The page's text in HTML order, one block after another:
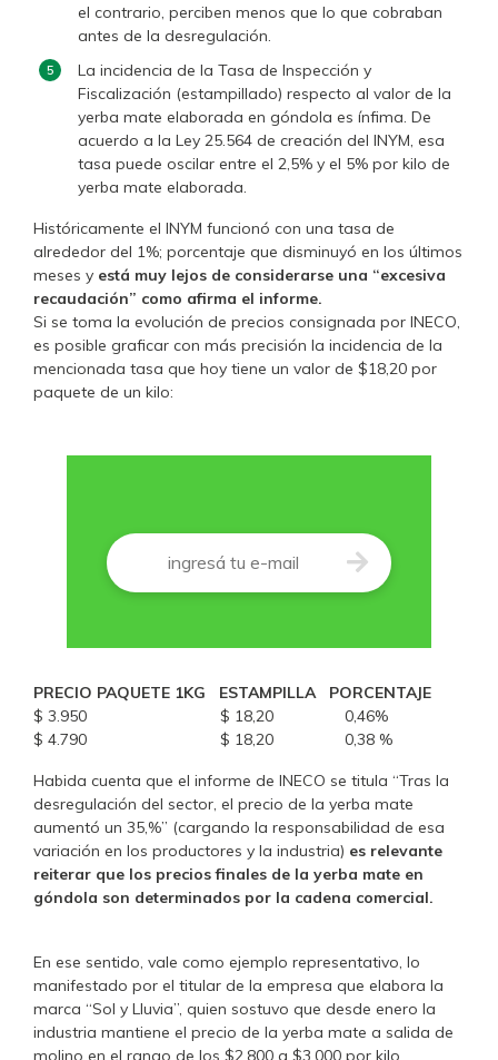
el contrario, perciben menos que lo que cobraban
antes de la desregulación.
La incidencia de la Tasa de Inspección y
Fiscalización (estampillado) respecto al valor de la
yerba mate elaborada en góndola es ínfima. De
acuerdo a la Ley 25.564 de creación del INYM, esa
tasa puede oscilar entre el 2,5% y el 5% por kilo de
yerba mate elaborada.
Históricamente el INYM funcionó con una tasa de
alrededor del 1%; porcentaje que disminuyó en los últimos
meses y está muy lejos de considerarse una “excesiva
recaudación” como afirma el informe.
Si se toma la evolución de precios consignada por INECO,
es posible graficar con más precisión la incidencia de la
mencionada tasa que hoy tiene un valor de $18,20 por
paquete de un kilo:
Correo
PRECIO PAQUETE 1KG ESTAMPILLA PORCENTAJE
$ 3.950 $ 18,20 0,46%
$ 4.790 $ 18,20 0,38 %
Habida cuenta que el informe de INECO se titula “Tras la
desregulación del sector, el precio de la yerba mate
aumentó un 35,%” (cargando la responsabilidad de esa
variación en los productores y la industria) es relevante
reiterar que los precios finales de la yerba mate en
góndola son determinados por la cadena comercial.
En ese sentido, vale como ejemplo representativo, lo
manifestado por el titular de la empresa que elabora la
marca “Sol y Lluvia”, quien sostuvo que desde enero la
industria mantiene el precio de la yerba mate a salida de
molino en el rango de los $2.800 a $3.000 por kilo.